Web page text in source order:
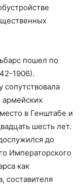
пошел по
1906).
сопутствовала
армейских
в Генштабе и
шесть лет.
до
Императорского
как
составителя